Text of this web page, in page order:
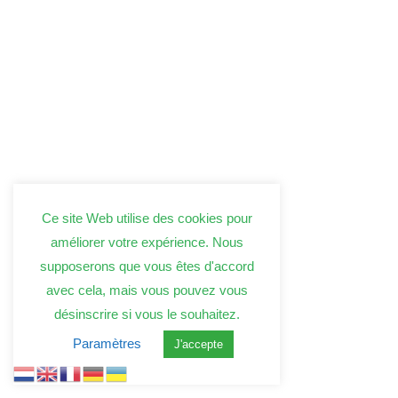
Ce site Web utilise des cookies pour
améliorer votre expérience. Nous
supposerons que vous êtes d'accord
avec cela, mais vous pouvez vous
désinscrire si vous le souhaitez.
Paramètres
J'accepte